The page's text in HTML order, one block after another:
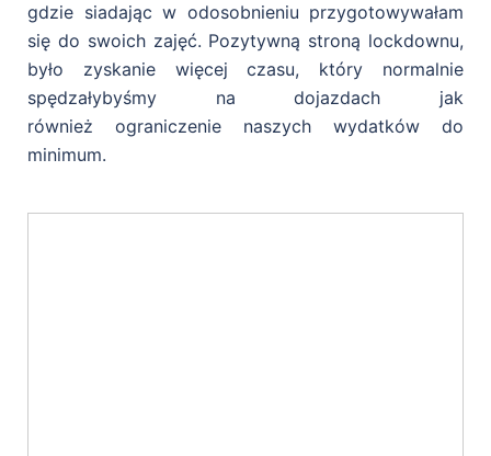
gdzie siadając w odosobnieniu przygotowywałam
się do swoich zajęć. Pozytywną stroną lockdownu,
było zyskanie więcej czasu, który normalnie
spędzałybyśmy na dojazdach jak
również ograniczenie naszych wydatków do
minimum.